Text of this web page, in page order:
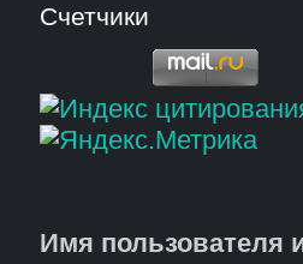
Счетчики
Имя пользователя